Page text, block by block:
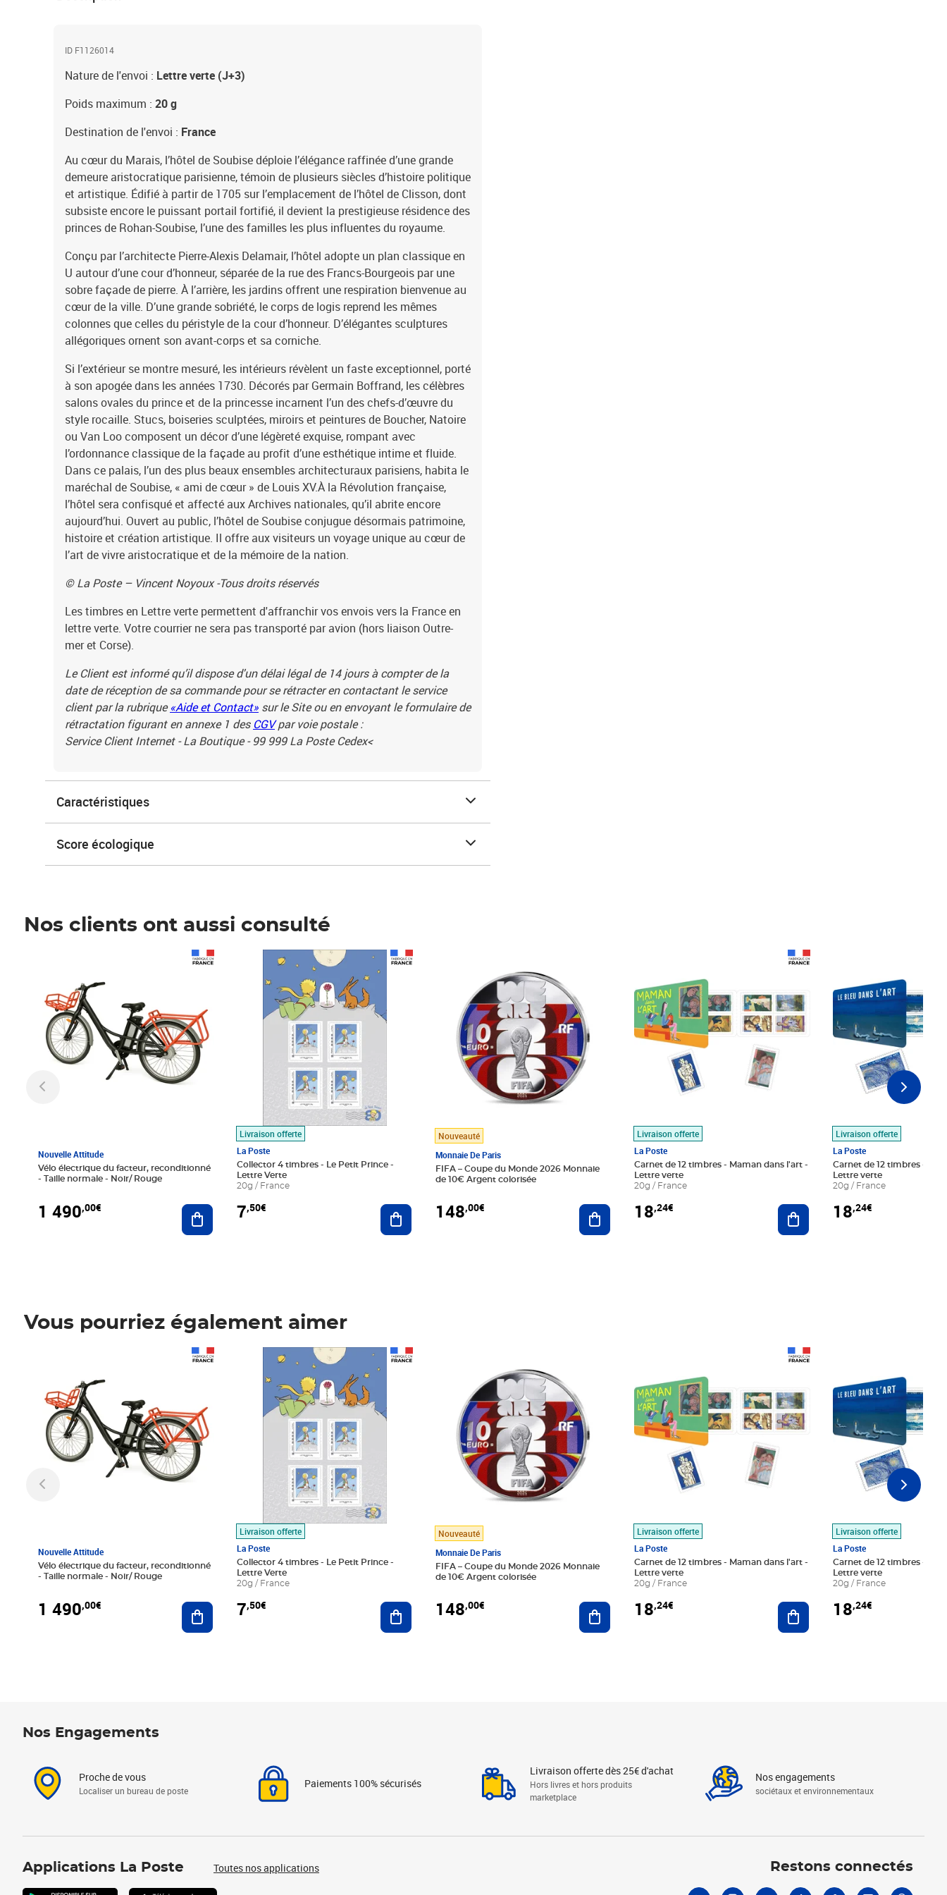
ID F1126014
Nature de l'envoi : Lettre verte (J+3)
Poids maximum : 20 g
Destination de l'envoi : France
Au cœur du Marais, l’hôtel de Soubise déploie l’élégance raffinée d’une grande
demeure aristocratique parisienne, témoin de plusieurs siècles d’histoire politique
et artistique. Édifié à partir de 1705 sur l’emplacement de l’hôtel de Clisson, dont
subsiste encore le puissant portail fortifié, il devient la prestigieuse résidence des
princes de Rohan-Soubise, l’une des familles les plus influentes du royaume.
Conçu par l’architecte Pierre-Alexis Delamair, l’hôtel adopte un plan classique en
U autour d’une cour d’honneur, séparée de la rue des Francs-Bourgeois par une
sobre façade de pierre. À l’arrière, les jardins offrent une respiration bienvenue au
cœur de la ville. D’une grande sobriété, le corps de logis reprend les mêmes
colonnes que celles du péristyle de la cour d’honneur. D’élégantes sculptures
allégoriques ornent son avant-corps et sa corniche.
Si l’extérieur se montre mesuré, les intérieurs révèlent un faste exceptionnel, porté
à son apogée dans les années 1730. Décorés par Germain Boffrand, les célèbres
salons ovales du prince et de la princesse incarnent l’un des chefs-d’œuvre du
style rocaille. Stucs, boiseries sculptées, miroirs et peintures de Boucher, Natoire
ou Van Loo composent un décor d’une légèreté exquise, rompant avec
l’ordonnance classique de la façade au profit d’une esthétique intime et fluide.
Dans ce palais, l’un des plus beaux ensembles architecturaux parisiens, habita le
maréchal de Soubise, « ami de cœur » de Louis XV.À la Révolution française,
l’hôtel sera confisqué et affecté aux Archives nationales, qu’il abrite encore
aujourd’hui. Ouvert au public, l’hôtel de Soubise conjugue désormais patrimoine,
histoire et création artistique. Il offre aux visiteurs un voyage unique au cœur de
l’art de vivre aristocratique et de la mémoire de la nation.
© La Poste – Vincent Noyoux -Tous droits réservés
Les timbres en Lettre verte permettent d'affranchir vos envois vers la France en
lettre verte. Votre courrier ne sera pas transporté par avion (hors liaison Outre-
mer et Corse).
Le Client est informé qu’il dispose d'un délai légal de 14 jours à compter de la
date de réception de sa commande pour se rétracter en contactant le service
client par la rubrique«Aide et Contact» sur le Site ou en envoyant le formulaire de
rétractation figurant en annexe 1 des CGVpar voie postale :
Service Client Internet - La Boutique - 99 999 La Poste Cedex<
Caractéristiques
Score écologique
Nos clients ont aussi consulté
Nouvelle Attitude
Vélo électrique du facteur, reconditionné
- Taille normale - Noir/ Rouge
1 490,00€ Ajouter au panier
Livraison offerte
La Poste
Collector 4 timbres - Le Petit Prince -
Lettre Verte
20g / France
7,50€
Prix 7,50€
Ajouter au panier
Nouveauté
Monnaie De Paris
FIFA – Coupe du Monde 2026 Monnaie
de 10€ Argent colorisée
148,00€ Ajouter au panier
Livraison offerte
La Poste
Carnet de 12 timbres - Maman dans l'art -
Lettre verte
20g / France
18,24€ Ajouter au panier
Livraison offerte
La Poste
Carnet de 12 timbres - Le
Lettre verte
20g / France
18,24€
Vous pourriez également aimer
Nouvelle Attitude
Vélo électrique du facteur, reconditionné
- Taille normale - Noir/ Rouge
1 490,00€ Ajouter au panier
Livraison offerte
La Poste
Collector 4 timbres - Le Petit Prince -
Lettre Verte
20g / France
7,50€
Prix 7,50€
Ajouter au panier
Nouveauté
Monnaie De Paris
FIFA – Coupe du Monde 2026 Monnaie
de 10€ Argent colorisée
148,00€ Ajouter au panier
Livraison offerte
La Poste
Carnet de 12 timbres - Maman dans l'art -
Lettre verte
20g / France
18,24€ Ajouter au panier
Livraison offerte
La Poste
Carnet de 12 timbres - Le
Lettre verte
20g / France
18,24€
Nos Engagements
Proche de vous
Localiser un bureau de poste
Paiements 100% sécurisés
Livraison offerte dès 25€ d'achat
Hors livres et hors produits
marketplace
Nos engagements
sociétaux et environnementaux
Applications La Poste Toutes nos applications Restons connectés